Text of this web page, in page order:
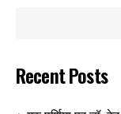
Recent Posts